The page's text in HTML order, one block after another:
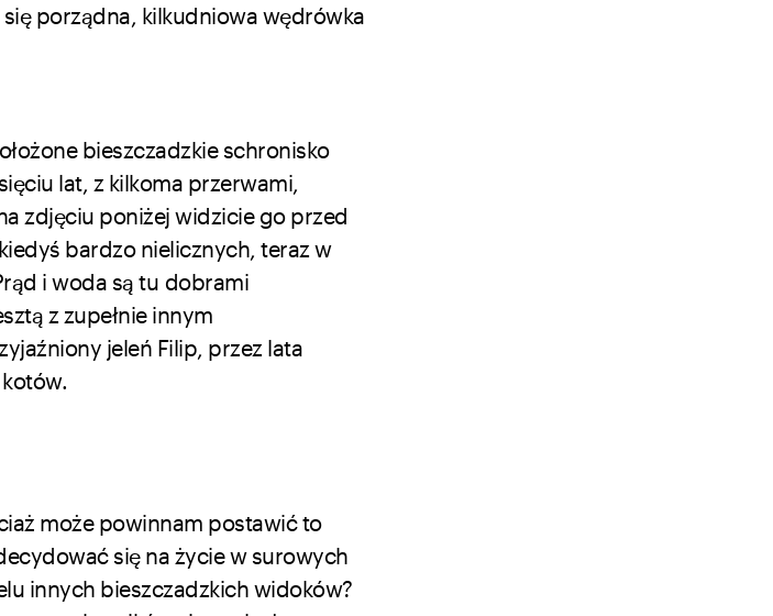
porządna, kilkudniowa wędrówka
bieszczadzkie schronisko
lat, z kilkoma przerwami,
zdjęciu poniżej widzicie go przed
bardzo nielicznych, teraz w
i woda są tu dobrami
z zupełnie innym
jeleń Filip, przez lata
może powinnam postawić to
się na życie w surowych
innych bieszczadzkich widoków?